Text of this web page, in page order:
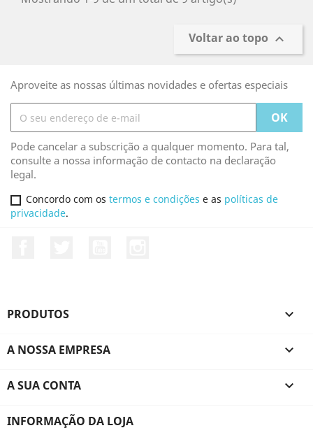
Voltar ao topo 
Aproveite as nossas últimas novidades e ofertas especiais
Pode cancelar a subscrição a qualquer momento. Para tal,
consulte a nossa informação de contacto na declaração
legal.
Concordo com os termos e condições e as políticas de
privacidade.
PRODUTOS 
A NOSSA EMPRESA 
A SUA CONTA 
INFORMAÇÃO DA LOJA